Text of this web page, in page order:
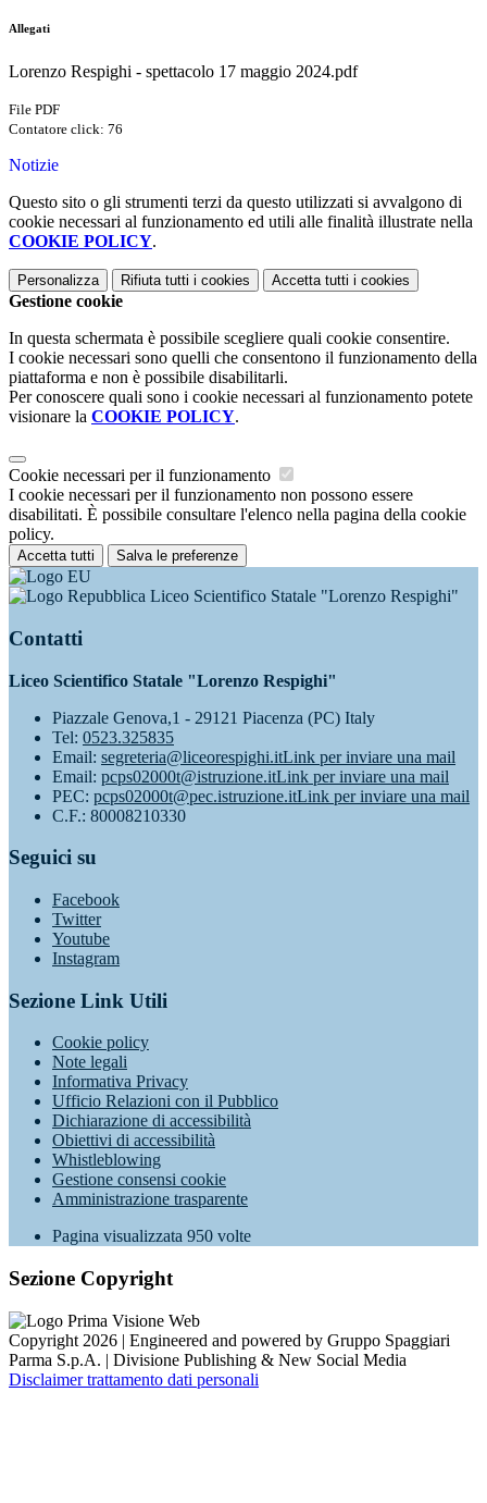
Allegati
Lorenzo Respighi - spettacolo 17 maggio 2024.pdf
File PDF
Contatore click: 76
Notizie
Questo sito o gli strumenti terzi da questo utilizzati si avvalgono di
cookie necessari al funzionamento ed utili alle finalità illustrate nella
COOKIE POLICY.
Personalizza Rifiuta tutti i cookies Accetta tutti i cookies
Gestione cookie
In questa schermata è possibile scegliere quali cookie consentire.
I cookie necessari sono quelli che consentono il funzionamento della
piattaforma e non è possibile disabilitarli.
Per conoscere quali sono i cookie necessari al funzionamento potete
visionare la COOKIE POLICY.
Cookie necessari per il funzionamento
I cookie necessari per il funzionamento non possono essere
disabilitati. È possibile consultare l'elenco nella pagina della cookie
policy.
Accetta tutti Salva le preferenze
Liceo Scientifico Statale "Lorenzo Respighi"
Contatti
Liceo Scientifico Statale "Lorenzo Respighi"
Piazzale Genova,1 - 29121 Piacenza (PC) Italy
Tel: 0523.325835
Email: segreteria@liceorespighi.itLink per inviare una mail
Email: pcps02000t@istruzione.itLink per inviare una mail
PEC: pcps02000t@pec.istruzione.itLink per inviare una mail
C.F.: 80008210330
Seguici su
Facebook
Twitter
Youtube
Instagram
Sezione Link Utili
Cookie policy
Note legali
Informativa Privacy
Ufficio Relazioni con il Pubblico
Dichiarazione di accessibilità
Obiettivi di accessibilità
Whistleblowing
Gestione consensi cookie
Amministrazione trasparente
Pagina visualizzata 950 volte
Sezione Copyright
Copyright 2026 | Engineered and powered by Gruppo Spaggiari
Parma S.p.A. | Divisione Publishing & New Social Media
Disclaimer trattamento dati personali